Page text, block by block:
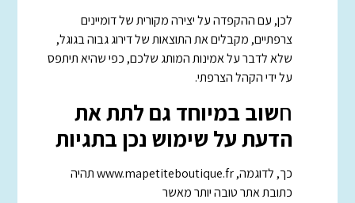
לכן, עם ההקפדה על יצירה מקורית של דומיינים
צרפתיים, מקבלים את התוצאות של דירוג גבוה בגוגל,
שלא לדבר על אמינות המותג שלכם, כפי שהיא תיתפס
על ידי הקהל הצרפתי.
חשוב במיוחד גם לתת את
הדעת על שימוש נכן בתגיות
כך, לדוגמה, www.mapetiteboutique.fr תהיה
כתובת אתר טובה יותר מאשר